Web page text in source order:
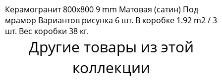
Мозаика Sekitei
Мозаика Starmosaic
Мозаика Tonomosaic
Мозаика Опера Декора
Керамогранит 800x800 9 mm Матовая (сатин) Под
мрамор Вариантов рисунка 6 шт. В коробке 1.92 m2 / 3
шт. Вес коробки 38 кг.
Другие товары из этой
коллекции